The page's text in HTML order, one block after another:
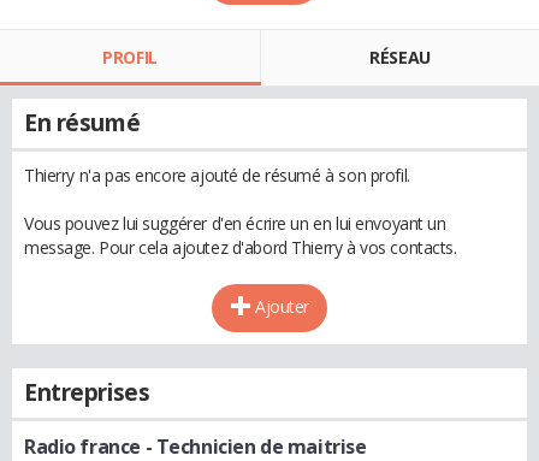
PROFIL RÉSEAU
En résumé
Thierry n'a pas encore ajouté de résumé à son profil.
Vous pouvez lui suggérer d'en écrire un en lui envoyant un
message. Pour cela ajoutez d'abord Thierry à vos contacts.
Ajouter
Entreprises
Radio france - Technicien de maitrise